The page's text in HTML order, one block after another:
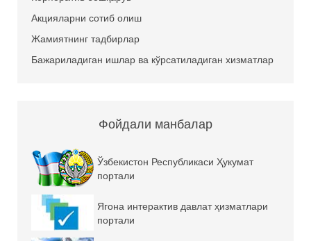
Акцияларни сотиб олиш
Жамиятнинг тадбирлар
Бажариладиган ишлар ва кўрсатиладиган хизматлар
Фойдали манбалар
Ўзбекистон Республикаси Ҳукумат
портали
Ягона интерактив давлат ҳизматлари
портали